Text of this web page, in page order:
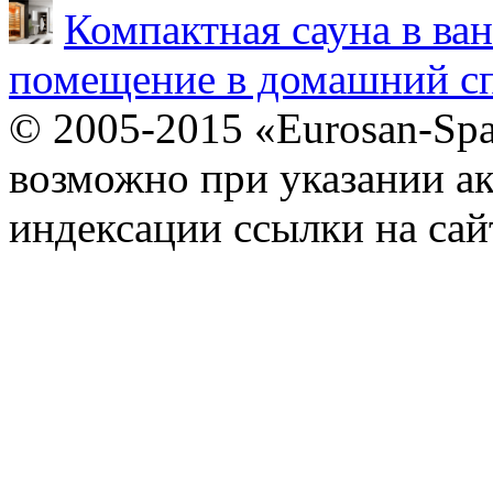
Компактная сауна в
помещение в домашний
© 2005-2015 «Eurosan-
возможно при указании
индексации ссылки на